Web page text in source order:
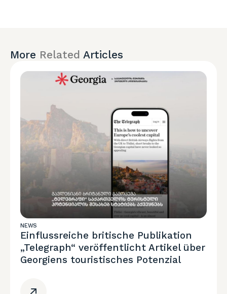
More Related Articles
NEWS
Einflussreiche britische Publikation
„Telegraph“ veröffentlicht Artikel über
Georgiens touristisches Potenzial